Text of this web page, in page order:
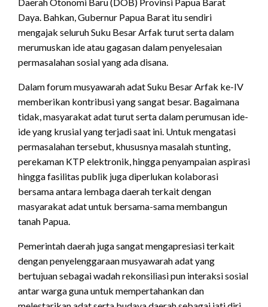
Daya. Bahkan, Gubernur Papua Barat itu sendiri
mengajak seluruh Suku Besar Arfak turut serta dalam
merumuskan ide atau gagasan dalam penyelesaian
permasalahan sosial yang ada disana.
Dalam forum musyawarah adat Suku Besar Arfak ke-IV
memberikan kontribusi yang sangat besar. Bagaimana
tidak, masyarakat adat turut serta dalam perumusan ide-
ide yang krusial yang terjadi saat ini. Untuk mengatasi
permasalahan tersebut, khususnya masalah stunting,
perekaman KTP elektronik, hingga penyampaian aspirasi
hingga fasilitas publik juga diperlukan kolaborasi
bersama antara lembaga daerah terkait dengan
masyarakat adat untuk bersama-sama membangun
tanah Papua.
Pemerintah daerah juga sangat mengapresiasi terkait
dengan penyelenggaraan musyawarah adat yang
bertujuan sebagai wadah rekonsiliasi pun interaksi sosial
antar warga guna untuk mempertahankan dan